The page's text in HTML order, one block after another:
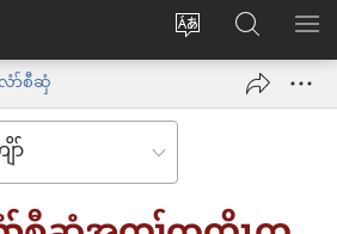
ဆီ
နုာ်
လီၤ
ထီၣ်
လၢ
အ
ဃု
JW.ORGဖျါ​​
ာ်စီဆှံ